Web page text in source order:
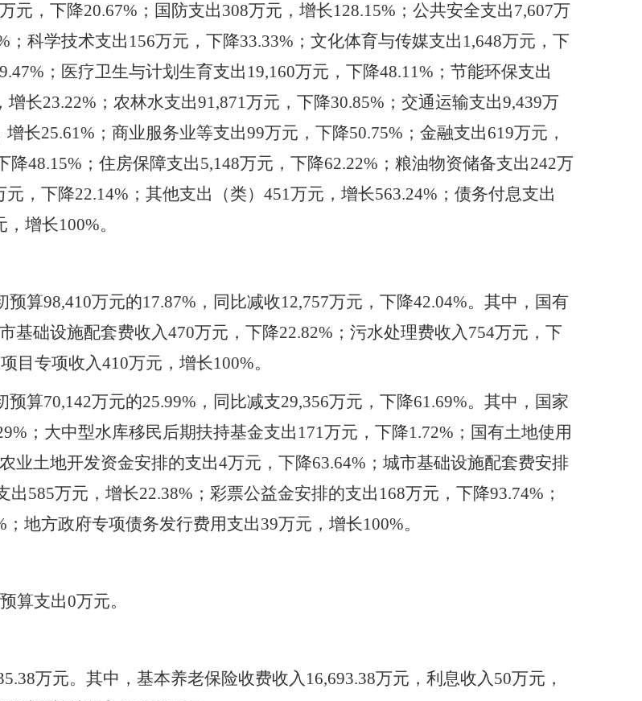
元，下降20.67%；国防支出308万元，增长128.15%；公共安全支出7,607万
；科学技术支出156万元，下降33.33%；文化体育与传媒支出1,648万元，下
；医疗卫生与计划生育支出19,160万元，下降48.11%；节能环保支出
长23.22%；农林水支出91,871万元，下降30.85%；交通运输支出9,439万
长25.61%；商业服务业等支出99万元，下降50.75%；金融支出619万元，
48.15%；住房保障支出5,148万元，下降62.22%；粮油物资储备支出242万
，下降22.14%；其他支出（类）451万元，增长563.24%；债务付息支出
增长100%。
预算98,410万元的17.87%，同比减收12,757万元，下降42.04%。其中，国有
基础设施配套费收入470万元，下降22.82%；污水处理费收入754万元，下
目专项收入410万元，增长100%。
预算70,142万元的25.99%，同比减支29,356万元，下降61.69%。其中，国家
；大中型水库移民后期扶持基金支出171万元，下降1.72%；国有土地使用
业土地开发资金安排的支出4万元，下降63.64%；城市基础设施配套费安排
585万元，增长22.38%；彩票公益金安排的支出168万元，下降93.74%；
地方政府专项债务发行费用支出39万元，增长100%。
算支出0万元。
万元。其中，基本养老保险收费收入16,693.38万元，利息收入50万元，